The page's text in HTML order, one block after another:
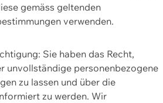
gemäss geltenden
verwenden.
Sie haben das Recht,
unvollständige personenbezogene
zu lassen und über die
zu werden. Wir